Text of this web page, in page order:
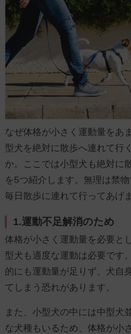
なぜ体格が小さく運動量をあ
型犬を絶対に散歩へ連れて行
か。ここでは小型犬も絶対に
を5つ紹介します。無理は禁
毎日散歩に連れて行ってあげ
1.運動不足解消のため
体格が小さく運動量を必要と
型犬も適度な運動は必要です
的にも運動量が足りず、犬自
てしまう恐れがあります。
また、小型犬の中には中型犬
な犬種もいるため、体格が小